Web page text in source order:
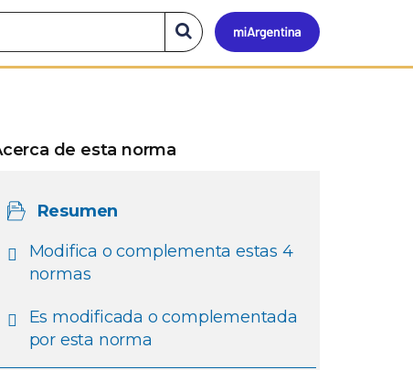
Mi
Buscar
en
el
de esta norma
Resumen
Modifica o complementa estas 4
normas
Es modificada o complementada
por esta norma